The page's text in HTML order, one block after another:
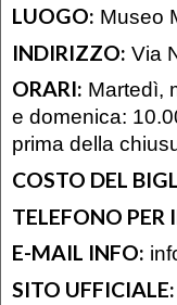
LUOGO: Museo
INDIRIZZO: Via
ORARI: Martedì,
e domenica:
prima della
COSTO DEL
TELEFONO
E-MAIL INFO:
SITO UFFICIALE: